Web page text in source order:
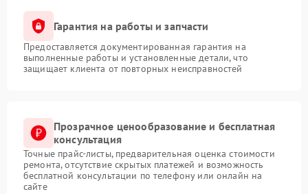
Гарантия на работы и запчасти
Предоставляется документированная гарантия на
выполненные работы и установленные детали, что
защищает клиента от повторных неисправностей
Прозрачное ценообразование и бесплатная
консультация
Точные прайс-листы, предварительная оценка стоимости
ремонта, отсутствие скрытых платежей и возможность
бесплатной консультации по телефону или онлайн на
сайте